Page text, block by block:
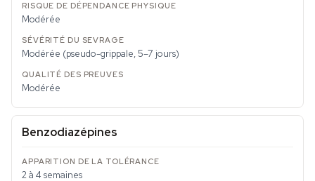
Modérée
Modérée (pseudo-grippale, 5–7 jours)
Modérée
Benzodiazépines
2 à 4 semaines